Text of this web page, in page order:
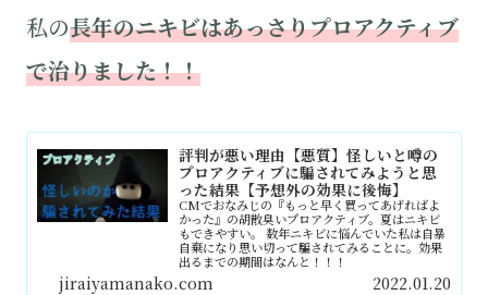
私の長年のニキビはあっさりプロアクティブ
で治りました！！
評判が悪い理由【悪質】怪しいと噂の
プロアクティブに騙されてみようと思
った結果【予想外の効果に後悔】
CMでおなみじの『もっと早く買ってあげればよ
かった』の胡散臭いプロアクティブ。夏はニキビ
もできやすい。 数年ニキビに悩んでいた私は自暴
自棄になり思い切って騙されてみることに。効果
出るまでの期間はなんと！！！
jiraiyamanako.com 2022.01.20